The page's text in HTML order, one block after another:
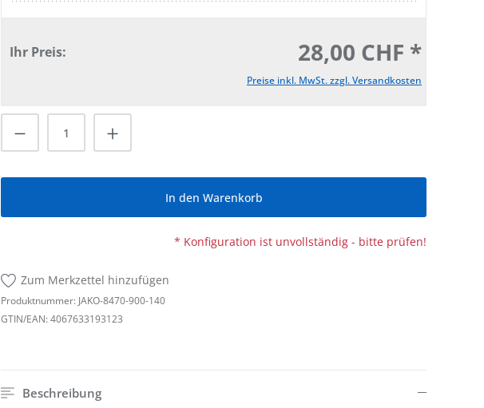
Ihr Preis: 28,00 CHF *
Preise inkl. MwSt. zzgl. Versandkosten
Produkt Anzahl: Gib den gewünschten Wert ein
In den Warenkorb
* Konfiguration ist unvollständig - bitte prüfen!
Zum Merkzettel hinzufügen
Produktnummer: JAKO-8470-900-140
GTIN/EAN: 4067633193123
Beschreibung